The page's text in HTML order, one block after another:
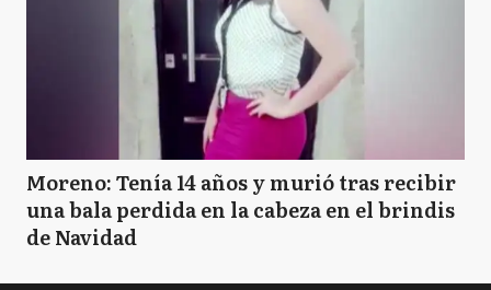
Moreno: Tenía 14 años y murió tras recibir
una bala perdida en la cabeza en el brindis
de Navidad